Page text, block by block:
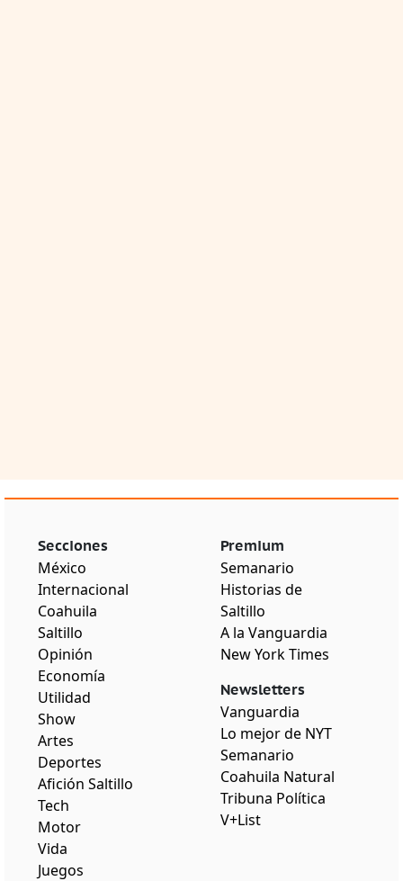
Secciones
México
Internacional
Coahuila
Saltillo
Opinión
Economía
Utilidad
Show
Artes
Deportes
Afición Saltillo
Tech
Motor
Vida
Juegos
Premium
Semanario
Historias de
Saltillo
A la Vanguardia
New York Times
Newsletters
Vanguardia
Lo mejor de NYT
Semanario
Coahuila Natural
Tribuna Política
V+List